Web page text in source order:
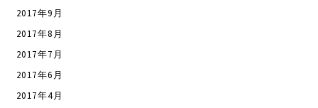
2017年9月
2017年8月
2017年7月
2017年6月
2017年4月